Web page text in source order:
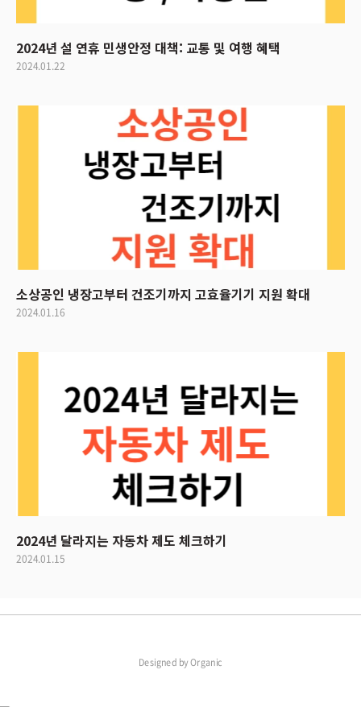
2024년 설 연휴 민생안정 대책: 교통 및 여행 혜택
2024.01.22
소상공인 냉장고부터 건조기까지 고효율기기 지원 확대
2024.01.16
2024년 달라지는 자동차 제도 체크하기
2024.01.15
Designed byOrganic